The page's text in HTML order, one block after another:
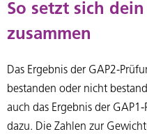
So setzt sich
zusammen
Das Ergebnis der GAP2-
bestanden oder nicht
auch das Ergebnis der
dazu. Die Zahlen zur